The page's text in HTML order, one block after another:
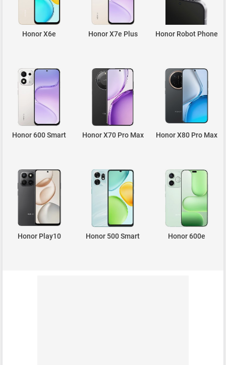
Honor X6e Honor X7e Plus Honor Robot Phone
Honor 600 Smart Honor X70 Pro Max Honor X80 Pro Max
Honor Play10 Honor 500 Smart Honor 600e